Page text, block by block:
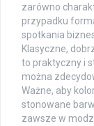
zarówno
przypadku
spotkania
Klasyczne,
to praktyczny i
można
Ważne, aby
stonowane
zawsze w